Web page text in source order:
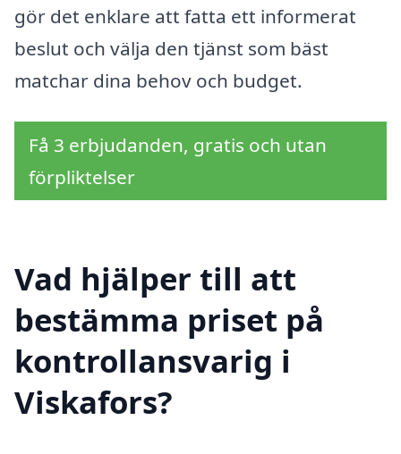
gör det enklare att fatta ett informerat
beslut och välja den tjänst som bäst
matchar dina behov och budget.
Få 3 erbjudanden, gratis och utan
förpliktelser
Vad hjälper till att
bestämma priset på
kontrollansvarig i
Viskafors?